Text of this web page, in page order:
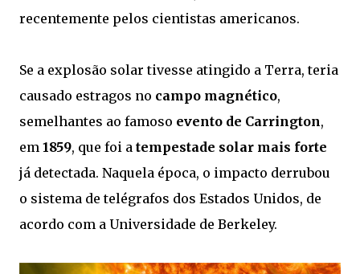
recentemente pelos cientistas americanos.
Se a explosão solar tivesse atingido a Terra, teria
causado estragos no campo magnético,
semelhantes ao famoso evento de Carrington,
em 1859, que foi a tempestade solar mais forte
já detectada. Naquela época, o impacto derrubou
o sistema de telégrafos dos Estados Unidos, de
acordo com a Universidade de Berkeley.